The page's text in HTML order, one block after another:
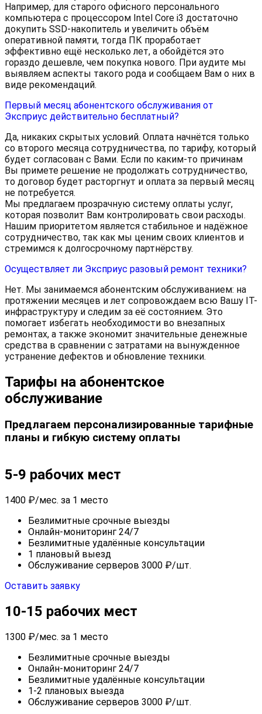
Например, для старого офисного персонального
компьютера с процессором Intel Core i3 достаточно
докупить SSD-накопитель и увеличить объём
оперативной памяти, тогда ПК проработает
эффективно ещё несколько лет, а обойдётся это
гораздо дешевле, чем покупка нового. При аудите мы
выявляем аспекты такого рода и сообщаем Вам о них в
виде рекомендаций.
Первый месяц абонентского обслуживания от
Эксприус действительно бесплатный?
Да, никаких скрытых условий. Оплата начнётся только
со второго месяца сотрудничества, по тарифу, который
будет согласован с Вами. Если по каким-то причинам
Вы примете решение не продолжать сотрудничество,
то договор будет расторгнут и оплата за первый месяц
не потребуется.
Мы предлагаем прозрачную систему оплаты услуг,
которая позволит Вам контролировать свои расходы.
Нашим приоритетом является стабильное и надёжное
сотрудничество, так как мы ценим своих клиентов и
стремимся к долгосрочному партнёрству.
Осуществляет ли Эксприус разовый ремонт техники?
Нет. Мы занимаемся абонентским обслуживанием: на
протяжении месяцев и лет сопровождаем всю Вашу IT-
инфраструктуру и следим за её состоянием. Это
помогает избегать необходимости во внезапных
ремонтах, а также экономит значительные денежные
средства в сравнении с затратами на вынужденное
устранение дефектов и обновление техники.
Тарифы на абонентское
обслуживание
Предлагаем персонализированные тарифные
планы и гибкую систему оплаты
5-9 рабочих мест
1400 ₽/мес. за 1 место
Безлимитные срочные выезды
Онлайн-мониторинг 24/7
Безлимитные удалённые консультации
1 плановый выезд
Обслуживание серверов 3000 ₽/шт.
Оставить заявку
10-15 рабочих мест
1300 ₽/мес. за 1 место
Безлимитные срочные выезды
Онлайн-мониторинг 24/7
Безлимитные удалённые консультации
1-2 плановых выезда
Обслуживание серверов 3000 ₽/шт.